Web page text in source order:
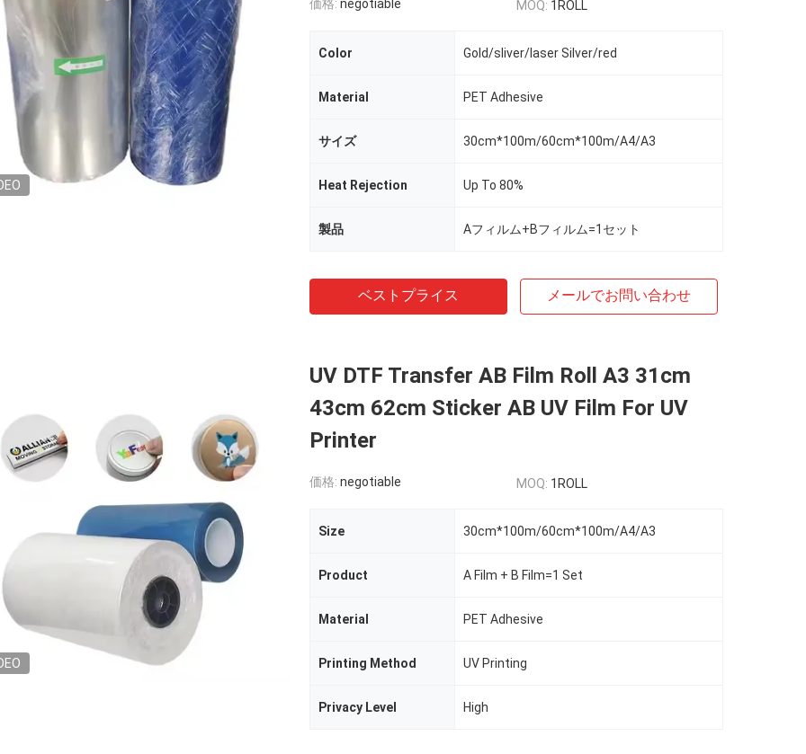
価格: negotiable MOQ: 1ROLL
Color Gold/sliver/laser Silver/red
Material PET Adhesive
サイズ 30cm*100m/60cm*100m/A4/A3
Heat Rejection Up To 80%
製品 Aフィルム+Bフィルム=1セット
ベストプライス メールでお問い合わせ
UV DTF Transfer AB Film Roll A3 31cm
43cm 62cm Sticker AB UV Film For UV
Printer
価格: negotiable MOQ: 1ROLL
Size 30cm*100m/60cm*100m/A4/A3
Product A Film + B Film=1 Set
Material PET Adhesive
Printing Method UV Printing
Privacy Level High